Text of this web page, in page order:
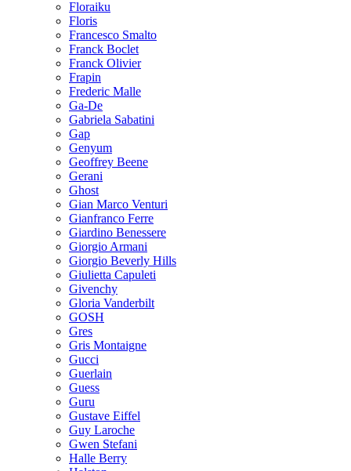
Floraiku
Floris
Francesco Smalto
Franck Boclet
Franck Olivier
Frapin
Frederic Malle
Ga-De
Gabriela Sabatini
Gap
Genyum
Geoffrey Beene
Gerani
Ghost
Gian Marco Venturi
Gianfranco Ferre
Giardino Benessere
Giorgio Armani
Giorgio Beverly Hills
Giulietta Capuleti
Givenchy
Gloria Vanderbilt
GOSH
Gres
Gris Montaigne
Gucci
Guerlain
Guess
Guru
Gustave Eiffel
Guy Laroche
Gwen Stefani
Halle Berry